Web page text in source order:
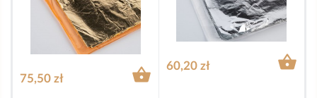
75,50 zł  60,20 zł 